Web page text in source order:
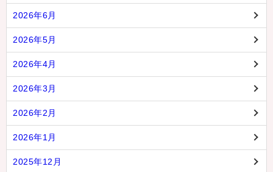
2026年6月
2026年5月
2026年4月
2026年3月
2026年2月
2026年1月
2025年12月